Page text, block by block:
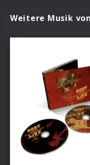
Weitere Musik